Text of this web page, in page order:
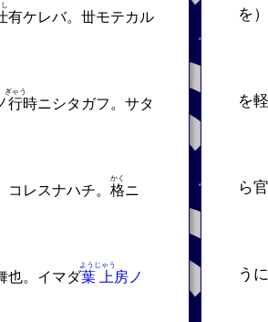
有ケレバ。丗モテカル
行
ぎゃう
時ニシタガフ。サタ
コレスナハチ。 格
かく
ニ
也。イマダ葉上
ようじゃう
房ノ
を
を
ら
う